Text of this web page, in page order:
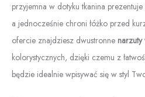
przyjemna w dotyku tkanina
a jednocześnie chroni łóżko przed
ofercie znajdziesz dwustronne narzuty
kolorystycznych, dzięki czemu z
będzie idealnie wpisywać się w styl